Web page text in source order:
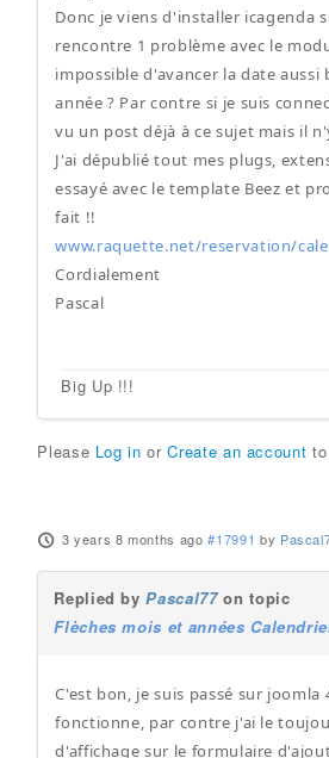
Donc je viens d'installer icagenda
rencontre 1 problème avec le
impossible d'avancer la date aussi
année ? Par contre si je suis
vu un post déjà à ce sujet mais il
J'ai dépublié tout mes plugs,
essayé avec le template Beez et
fait !!
www.raquette.net/reservation/
Cordialement
Pascal
Big Up !!!
Please Log in orCreate an account
3 years 8 months ago #17991 by
Replied byPascal77on topic
Flèches mois et années
C'est bon, je suis passé sur
fonctionne, par contre j'ai le
d'affichage sur le formulaire